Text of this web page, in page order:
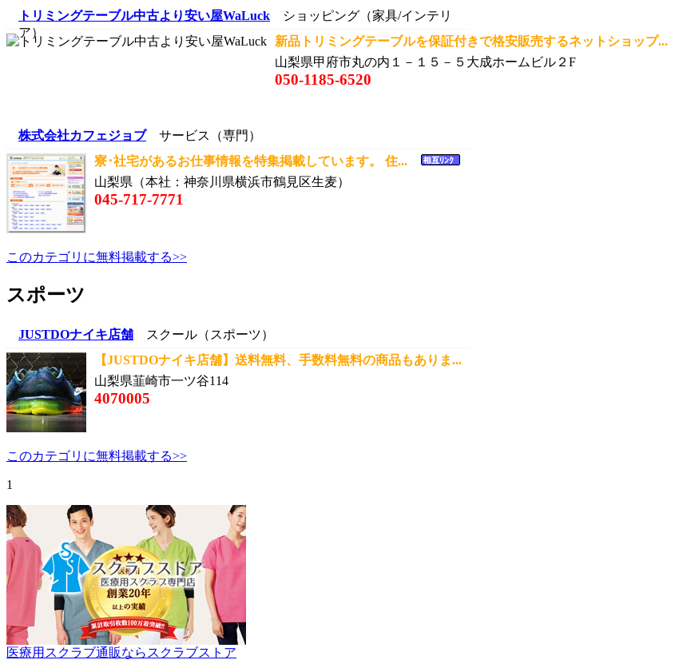
トリミングテーブル中古より安い屋WaLuck ショッピング（家具/インテリ
ア）
新品トリミングテーブルを保証付きで格安販売するネットショップ...
山梨県甲府市丸の内１－１５－５大成ホームビル２F
050-1185-6520
株式会社カフェジョブサービス（専門）
寮･社宅があるお仕事情報を特集掲載しています。 住...
山梨県（本社：神奈川県横浜市鶴見区生麦）
045-717-7771
このカテゴリに無料掲載する>>
スポーツ
JUSTDOナイキ店舗 スクール（スポーツ）
【JUSTDOナイキ店舗】送料無料、手数料無料の商品もありま...
山梨県韮崎市一ツ谷114
4070005
このカテゴリに無料掲載する>>
1
医療用スクラブ通販ならスクラブストア